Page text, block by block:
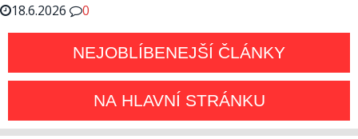
18.6.2026
0
NEJOBLÍBENEJŠÍ ČLÁNKY
NA HLAVNÍ STRÁNKU